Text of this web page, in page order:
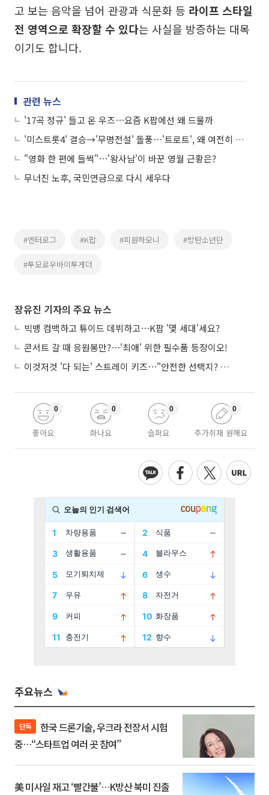
고 보는 음악을 넘어 관광과 식문화 등 라이프 스타일
전 영역으로 확장할 수 있다는 사실을 방증하는 대목
이기도 합니다.
관련 뉴스
'17곡 정규' 들고 온 우즈⋯요즘 K팝에선 왜 드물까
'미스트롯4' 결승→'무명전설' 돌풍⋯'트로트', 왜 여전히 뜨겁나
"영화 한 편에 들썩"⋯'왕사남'이 바꾼 영월 근황은?
무너진 노후, 국민연금으로 다시 세우다
#엔터로그 #K팝 #피원하모니 #방탄소년단
#투모로우바이투게더
장유진 기자의 주요 뉴스
빅뱅 컴백하고 튜이드 데뷔하고⋯K팝 '몇 세대'세요?
콘서트 갈 때 응원봉만?⋯'최애' 위한 필수품 등장이오!
이것저것 '다 되는' 스트레이 키즈⋯"안전한 선택지? 도전이 재밌죠"
좋아요
0
화나요
0
슬퍼요
0
추가취재 원해요
0
주요뉴스
단독
중…“스타트업 여러 곳 참여”
美 미사일 재고 ‘빨간불’…K방산 북미 진출